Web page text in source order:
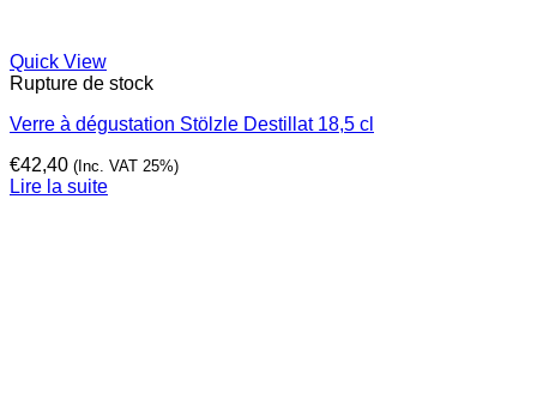
Quick View
Rupture de stock
Verre à dégustation Stölzle Destillat 18,5 cl
€42,40 (Inc. VAT 25%)
Lire la suite